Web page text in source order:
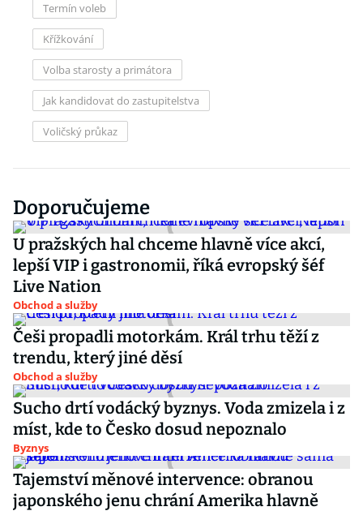
Termín voleb
Křížkování
Volba starosty a primátora
Jak kandidovat do zastupitelstva
Voličský průkaz
Doporučujeme
U pražských hal chceme hlavně více akcí,
lepší VIP i gastronomii, říká evropský šéf
Live Nation
Obchod a služby
Češi propadli motorkám. Král trhu těží z
trendu, který jiné děsí
Obchod a služby
Sucho drtí vodácký byznys. Voda zmizela i z
míst, kde to Česko dosud nepoznalo
Byznys
Tajemství měnové intervence: obranou
japonského jenu chrání Amerika hlavně